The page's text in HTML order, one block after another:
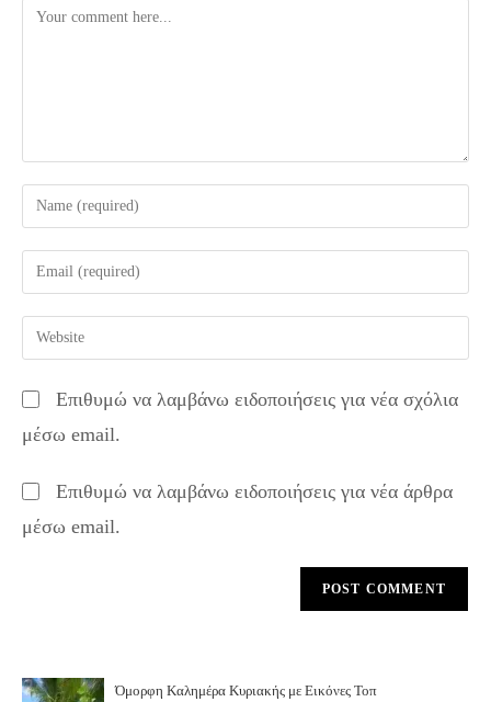
Comment
Enter
your
name
comment
Enter
your
email
address
comment
Enter
your
URL
(optional)
Επιθυμώ να λαμβάνω ειδοποιήσεις για νέα σχόλια
μέσω email.
Επιθυμώ να λαμβάνω ειδοποιήσεις για νέα άρθρα
μέσω email.
Όμορφη Καλημέρα Κυριακής με Εικόνες Τοπ